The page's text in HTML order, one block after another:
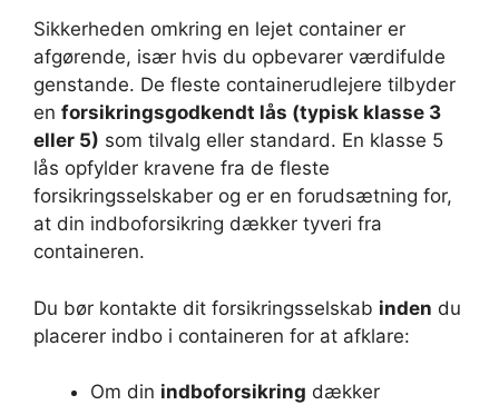
Sikkerheden omkring en lejet container er
afgørende, især hvis du opbevarer værdifulde
genstande. De fleste containerudlejere tilbyder
en forsikringsgodkendt lås (typisk klasse 3
eller 5) som tilvalg eller standard. En klasse 5
lås opfylder kravene fra de fleste
forsikringsselskaber og er en forudsætning for,
at din indboforsikring dækker tyveri fra
containeren.
Du bør kontakte dit forsikringsselskab inden du
placerer indbo i containeren for at afklare:
Om din indboforsikring dækker